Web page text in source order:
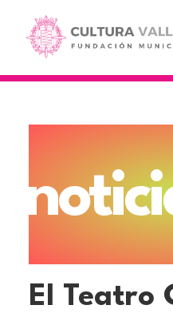
contenido
principal
El Teatro